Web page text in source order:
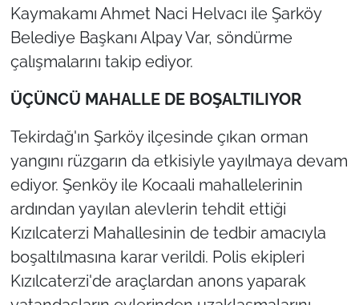
Kaymakamı Ahmet Naci Helvacı ile Şarköy
Belediye Başkanı Alpay Var, söndürme
çalışmalarını takip ediyor.
ÜÇÜNCÜ MAHALLE DE BOŞALTILIYOR
Tekirdağ'ın Şarköy ilçesinde çıkan orman
yangını rüzgarın da etkisiyle yayılmaya devam
ediyor. Şenköy ile Kocaali mahallelerinin
ardından yayılan alevlerin tehdit ettiği
Kızılcaterzi Mahallesinin de tedbir amacıyla
boşaltılmasına karar verildi. Polis ekipleri
Kızılcaterzi'de araçlardan anons yaparak